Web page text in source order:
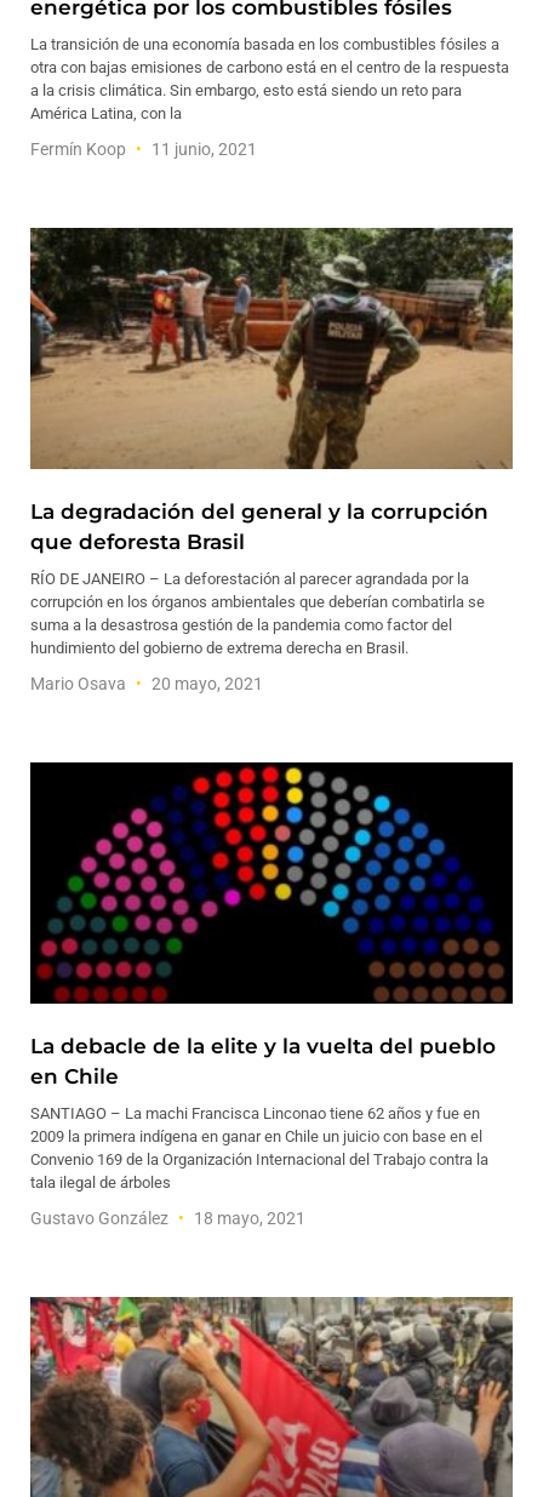
energética por los combustibles fósiles
La transición de una economía basada en los combustibles fósiles a
otra con bajas emisiones de carbono está en el centro de la respuesta
a la crisis climática. Sin embargo, esto está siendo un reto para
América Latina, con la
Fermín Koop 11 junio, 2021
La degradación del general y la corrupción
que deforesta Brasil
RÍO DE JANEIRO – La deforestación al parecer agrandada por la
corrupción en los órganos ambientales que deberían combatirla se
suma a la desastrosa gestión de la pandemia como factor del
hundimiento del gobierno de extrema derecha en Brasil.
Mario Osava 20 mayo, 2021
La debacle de la elite y la vuelta del pueblo
en Chile
SANTIAGO – La machi Francisca Linconao tiene 62 años y fue en
2009 la primera indígena en ganar en Chile un juicio con base en el
Convenio 169 de la Organización Internacional del Trabajo contra la
tala ilegal de árboles
Gustavo González 18 mayo, 2021